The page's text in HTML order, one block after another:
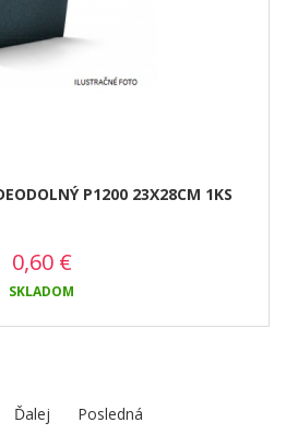
P1200 23X28CM 1KS
0,60 €
SKLADOM
Ďalej Posledná